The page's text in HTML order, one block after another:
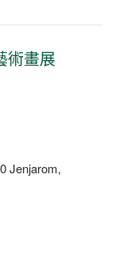
術畫展
Jenjarom,